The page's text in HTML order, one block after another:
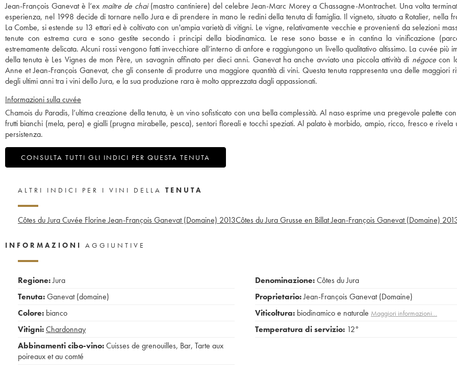
Jean-François Ganevat è l’ex maître de chai(mastro cantiniere) del celebre Jean-Marc Morey a Chassagne-Montrachet. Una volta
esperienza, nel 1998 decide di tornare nello Jura e di prendere in mano le redini della tenuta di famiglia. Il vigneto, situato a Rotalier, nella
La Combe, si estende su 13 ettari ed è coltivato con un'ampia varietà di vitigni. Le vigne, relativamente vecchie e provenienti da selezioni
tenute con estrema cura e sono gestite secondo i principi della biodinamica. Le rese sono basse e in cantina la vinificazione
estremamente delicata. Alcuni rossi vengono fatti invecchiare all’interno di anfore e raggiungono un livello qualitativo altissimo. La cuvée più
della tenuta è Les Vignes de mon Père, un savagnin affinato per dieci anni. Ganevat ha anche avviato una piccola attività di négocecon
Anne et Jean-François Ganevat, che gli consente di produrre una maggiore quantità di vini. Questa tenuta rappresenta una delle maggiori
degli ultimi anni tra i vini dello Jura, e la sua produzione rara è molto apprezzata dagli appassionati.
Informazioni sulla cuvée
Chamois du Paradis, l’ultima creazione della tenuta, è un vino sofisticato con una bella complessità. Al naso esprime una pregevole palette
frutti bianchi (mela, pera) e gialli (prugna mirabelle, pesca), sentori floreali e tocchi speziati. Al palato è morbido, ampio, ricco, fresco e rivela
persistenza.
CONSULTA TUTTI GLI INDICI PER QUESTA TENUTA
ALTRI INDICI PER I VINI DELLA TENUTA
Côtes du Jura Cuvée Florine Jean-François Ganevat (Domaine) 2013Côtes du Jura Grusse en Billat Jean-François Ganevat (Domaine)
INFORMAZIONI AGGIUNTIVE
Regione:Jura
Tenuta:Ganevat (domaine)
Colore: bianco
Vitigni:Chardonnay
Abbinamenti cibo-vino:Cuisses de grenouilles, Bar, Tarte aux
poireaux et au comté
Denominazione:Côtes du Jura
Proprietario:Jean-François Ganevat (Domaine)
Viticoltura: biodinamico e naturale Maggiori informazioni…
Temperatura di servizio: 12°